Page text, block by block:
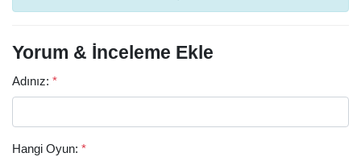
Yorum & İnceleme Ekle
Adınız: *
Hangi Oyun: *